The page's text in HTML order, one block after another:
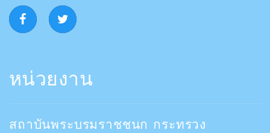
หน่วยงาน
สถาบันพระบรมราชชนก กระทรวง